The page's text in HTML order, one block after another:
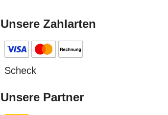
Unsere Zahlarten
Scheck
Unsere Partner